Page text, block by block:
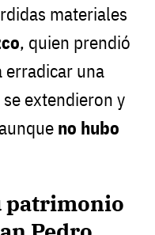
materiales
, quien prendió
erradicar una
extendieron y
no hubo
patrimonio